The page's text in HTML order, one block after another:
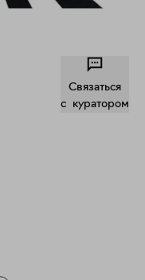
Связаться
c куратором